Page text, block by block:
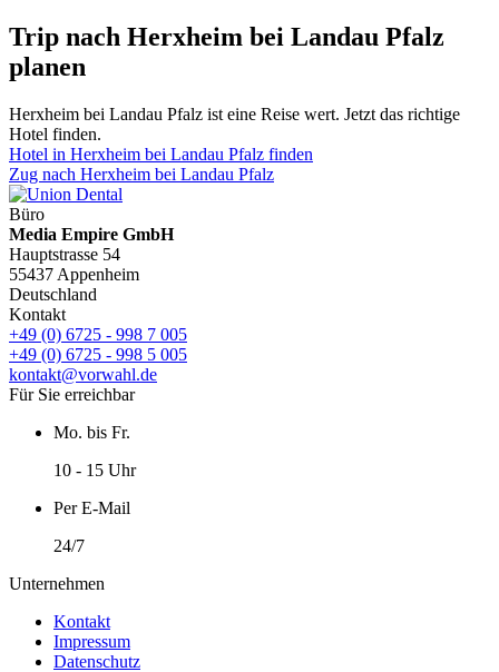
Trip nach Herxheim bei Landau Pfalz
planen
Herxheim bei Landau Pfalz ist eine Reise wert. Jetzt das richtige
Hotel finden.
Hotel in Herxheim bei Landau Pfalz finden
Zug nach Herxheim bei Landau Pfalz
Büro
Media Empire GmbH
Hauptstrasse 54
55437 Appenheim
Deutschland
Kontakt
+49 (0) 6725 - 998 7 005
+49 (0) 6725 - 998 5 005
kontakt@vorwahl.de
Für Sie erreichbar
Mo. bis Fr.
10 - 15 Uhr
Per E-Mail
24/7
Unternehmen
Kontakt
Impressum
Datenschutz